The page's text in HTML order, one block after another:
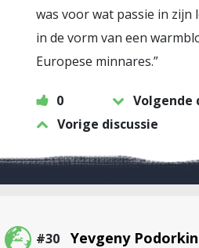
was voor wat passie in zijn
in de vorm van een
Europese minnares.”
0
Volgende
Vorige discussie
#30 Yevgeny Podorkin